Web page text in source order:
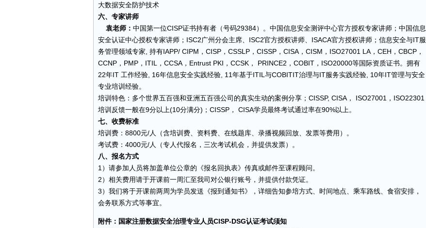
大数据安全防护技术
六、专家讲师
袁老师： 中国第一位CISP证书持有者（号码29384）。中国信息安全测评中心官方授权专家讲师；中国信息
安全认证中心授权专家讲师；ISC2广州分会主席、ISC2官方授权讲师、ISACA官方授权讲师；信息安全与IT服
务管理领域专家, 持有IAPP/ CIPM，CISP，CSSLP，CISSP，CISA，CISM，ISO27001 LA，CEH，CBCP，
CCNP，PMP，ITIL，CCSA，Entrust PKI，CCSK， PRINCE2，COBIT，ISO20000等国际资质证书。拥有
22年IT 工作经验, 16年信息安全实践经验, 11年基于ITIL与COBITIT治理与IT服务实践经验, 10年IT管理与安全
专业培训经验。
培训特色：多个世界五百强和亚洲五百强公司的真实生动的案例分享；CISSP, CISA， ISO27001，ISO22301
培训反馈一般在9分以上(10分满分)；CISSP， CISA学员最终考试通过率在90%以上。
七、收费标准
培训费：8800元/人（含培训费、资料费、在线题库、录播视频回放、发票等费用）。
考试费：4000元/人（专人代报名，三次考试机会，并提供发票）。
八、报名方式
1）请参加人员将加盖单位公章的《报名回执表》传真或邮件至课程顾问。
2）相关费用请于开课前一周汇至我司对公银行账号，并提供付款凭证。
3）我们将于开课前两周为学员发送《报到通知书》，详细告知参培方式、时间地点、乘车路线、食宿安排，
会务联系方式等事宜。
附件：国家注册数据安全治理专业人员CISP-DSG认证考试须知